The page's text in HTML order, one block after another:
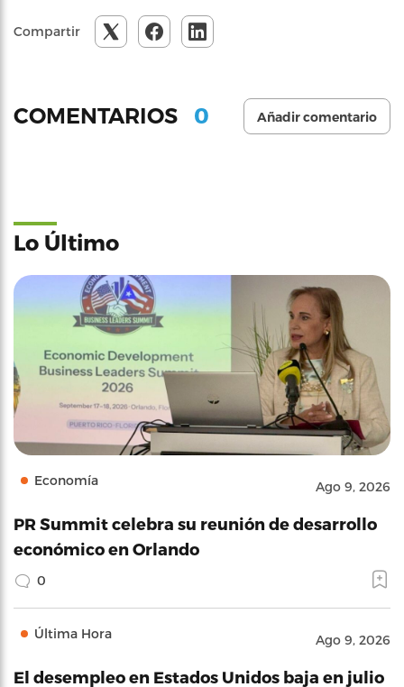
Compartir
COMENTARIOS 0 Añadir comentario
Lo Último
Economía Ago 9, 2026
PR Summit celebra su reunión de desarrollo
económico en Orlando
0
Última Hora Ago 9, 2026
El desempleo en Estados Unidos baja en julio